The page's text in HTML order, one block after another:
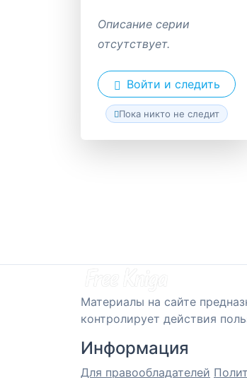
Описание серии
отсутствует.
Войти и следить
Пока никто не следит
Материалы на сайте
контролирует действия
Информация
Для правообладателей